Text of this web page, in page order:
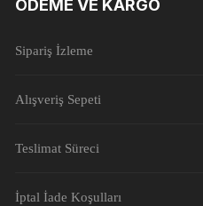
ÖDEME VE KARGO
Sipariş İzleme
Alışveriş Sepeti
Teslimat Süreci
İptal İade Koşulları